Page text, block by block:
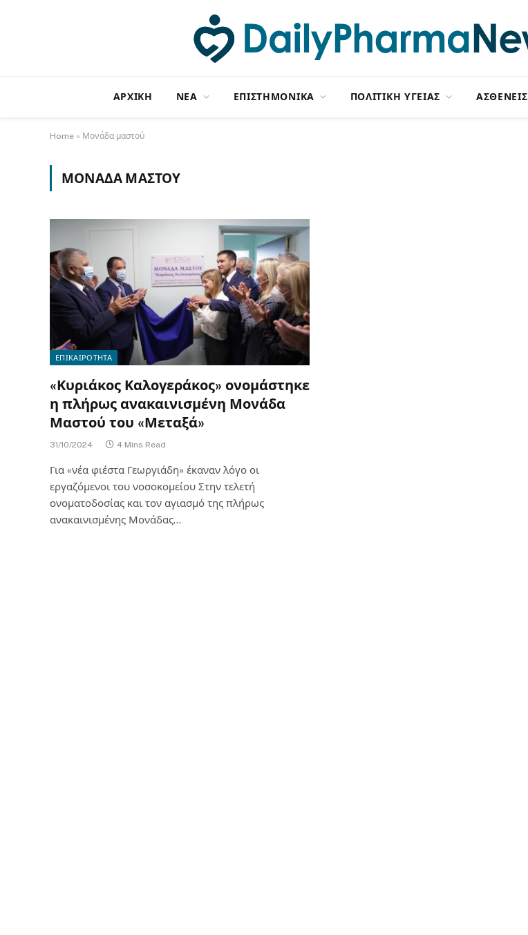
ΑΡΧΙΚΗ NΕΑ ΕΠΙΣΤΗΜΟΝΙΚΑ ΠΟΛΙΤΙΚΗ ΥΓΕΙΑΣ ΑΣΘΕΝΕΙΣ
Home » Μονάδα μαστού
ΜΟΝΆΔΑ ΜΑΣΤΟΎ
ΕΠΙΚΑΙΡΟΤΗΤΑ
«Κυριάκος Καλογεράκος» ονομάστηκε
η πλήρως ανακαινισμένη Μονάδα
Μαστού του «Μεταξά»
31/10/2024 4 Mins Read
Για «νέα φιέστα Γεωργιάδη» έκαναν λόγο οι
εργαζόμενοι του νοσοκομείου Στην τελετή
ονοματοδοσίας και τον αγιασμό της πλήρως
ανακαινισμένης Μονάδας…